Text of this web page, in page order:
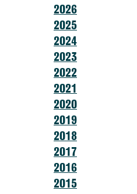
2026
2025
2024
2023
2022
2021
2020
2019
2018
2017
2016
2015